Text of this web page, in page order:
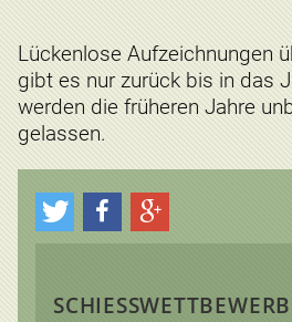
Lückenlose Aufzeichnungen
gibt es nur zurück bis in das
werden die früheren Jahre
gelassen.
SCHIESSWETTBEWERBE